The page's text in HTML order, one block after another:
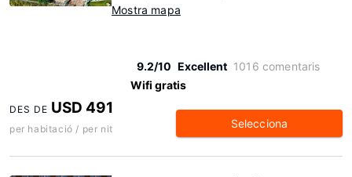
Mostra mapa
9.2/10 Excellent 1016 comentaris
Wifi gratis
DES DE USD 491
per habitació / per nit Selecciona